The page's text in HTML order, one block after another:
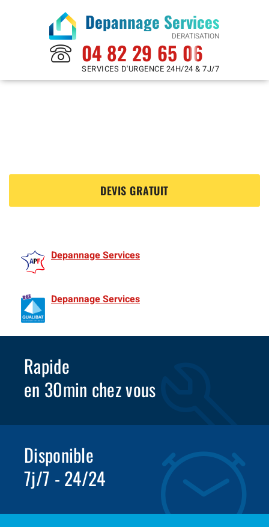
Depannage Services
DERATISATION
04 82 29 65 06
SERVICES D'URGENCE 24H/24 & 7J/7
DEVIS GRATUIT
Depannage Services
Depannage Services
Rapide
en 30min chez vous
Disponible
7j/7 - 24/24